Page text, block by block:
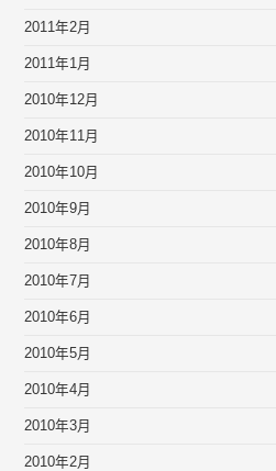
2011年2月
2011年1月
2010年12月
2010年11月
2010年10月
2010年9月
2010年8月
2010年7月
2010年6月
2010年5月
2010年4月
2010年3月
2010年2月